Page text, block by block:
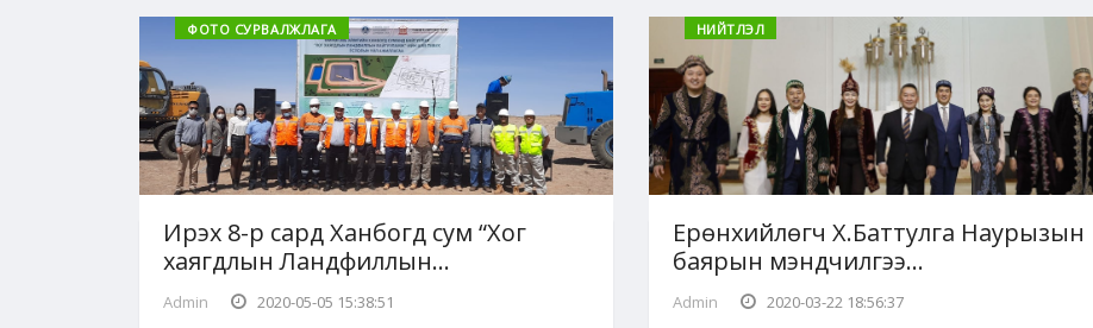
ФОТО СУРВАЛЖЛАГА
Ирэх 8-р сард Ханбогд сум “Хог
хаягдлын Ландфиллын...
Admin 2020-05-05 15:38:51
НИЙТЛЭЛ
Ерөнхийлөгч Х.Баттулга Наурызын
баярын мэндчилгээ...
Admin 2020-03-22 18:56:37